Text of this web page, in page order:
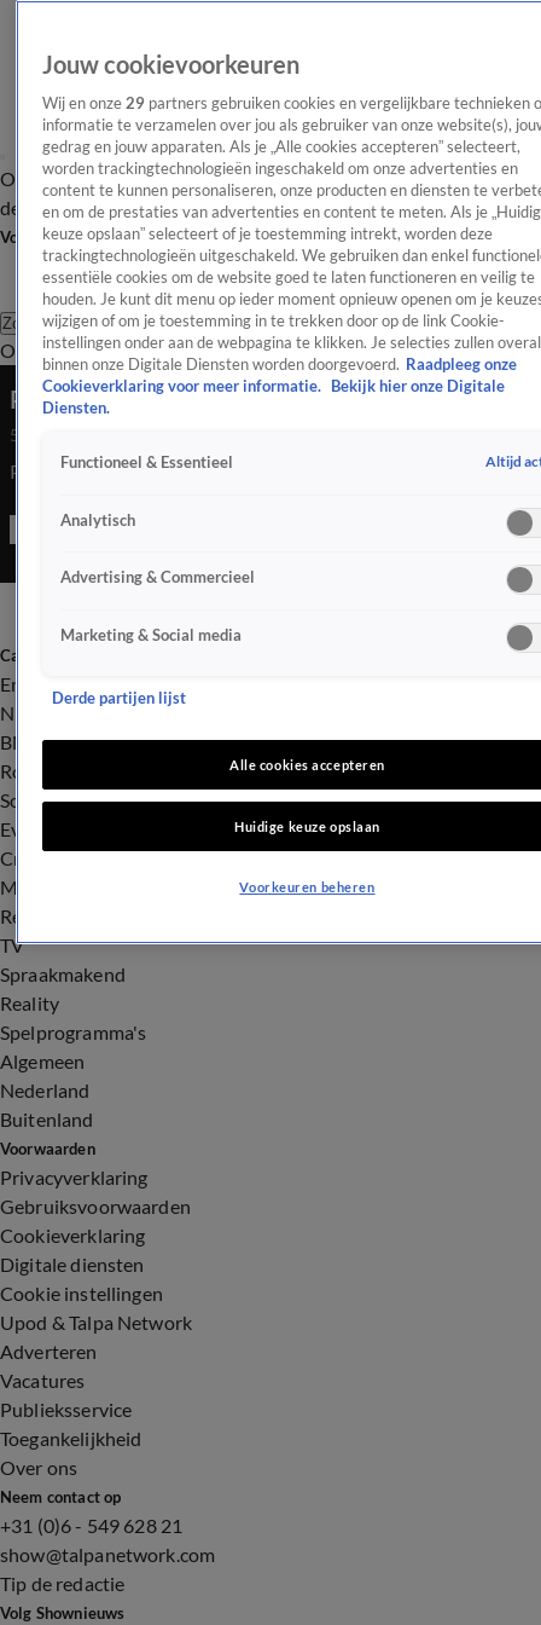
OverzichtAfleveringen Entertainment TV Algemeen
Tip
de redactieNieuwsbrief
Volg Shownieuws
Zoeken
OverzichtEntertainmentSpraakmakendRealityCrimeVideo's
Primeur vierde Misfit-film
5 aug 2022, 12:21
Primeur vierde Misfit-film
Categorieën
Entertainment
Nieuws
BN'ers
Royalty
Songfestival
Evenementen
Crime
Misdaad
Rechtszaken
TV
Spraakmakend
Reality
Spelprogramma's
Algemeen
Nederland
Buitenland
Voorwaarden
Privacyverklaring
Gebruiksvoorwaarden
Cookieverklaring
Digitale diensten
Cookie instellingen
Upod & Talpa Network
Adverteren
Vacatures
Publieksservice
Toegankelijkheid
Over ons
Neem contact op
+31 (0)6 - 549 628 21
show@talpanetwork.com
Tip de redactie
Volg Shownieuws
Jouw cookievoorkeuren
Wij en onze 29 partners gebruiken cookies en vergelijkbare technieken
informatie te verzamelen over jou als gebruiker van onze website(s),
gedrag en jouw apparaten. Als je „Alle cookies accepteren” selecteert,
worden trackingtechnologieën ingeschakeld om onze advertenties en
content te kunnen personaliseren, onze producten en diensten te
en om de prestaties van advertenties en content te meten. Als je
keuze opslaan” selecteert of je toestemming intrekt, worden deze
trackingtechnologieën uitgeschakeld. We gebruiken dan enkel
essentiële cookies om de website goed te laten functioneren en veilig te
houden. Je kunt dit menu op ieder moment opnieuw openen om je
wijzigen of om je toestemming in te trekken door op de link Cookie-
instellingen onder aan de webpagina te klikken. Je selecties zullen overal
binnen onze Digitale Diensten worden doorgevoerd. Raadpleeg onze
Cookieverklaring voor meer informatie.
Bekijk hier onze Digitale
Diensten.
Functioneel & Essentieel Altijd
Analytisch
Advertising & Commercieel
Marketing & Social media
Derde partijen lijst
Alle cookies accepteren
Huidige keuze opslaan
Voorkeuren beheren